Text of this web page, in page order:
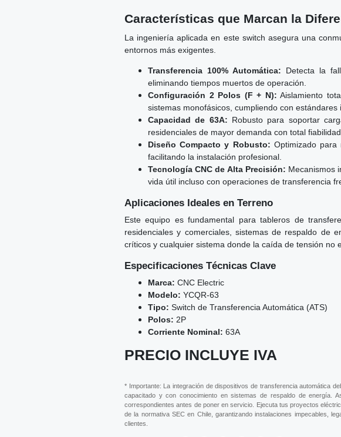
Características que Marcan la
La ingeniería aplicada en este switch asegura una
entornos más exigentes.
Transferencia 100% Automática: Detecta la
eliminando tiempos muertos de operación.
Configuración 2 Polos (F + N): Aislamiento
sistemas monofásicos, cumpliendo con estándares
Capacidad de 63A: Robusto para soportar
residenciales de mayor demanda con total fiabilidad.
Diseño Compacto y Robusto: Optimizado para
facilitando la instalación profesional.
Tecnología CNC de Alta Precisión: Mecanismos
vida útil incluso con operaciones de transferencia
Aplicaciones Ideales en Terreno
Este equipo es fundamental para tableros de
residenciales y comerciales, sistemas de respaldo de
críticos y cualquier sistema donde la caída de tensión no
Especificaciones Técnicas Clave
Marca: CNC Electric
Modelo: YCQR-63
Tipo: Switch de Transferencia Automática (ATS)
Polos: 2P
Corriente Nominal: 63A
PRECIO INCLUYE IVA
* Importante: La integración de dispositivos de transferencia automática
capacitado y con conocimiento en sistemas de respaldo de energía.
correspondientes antes de poner en servicio. Ejecuta tus proyectos
de la normativa SEC en Chile, garantizando instalaciones impecables,
clientes.